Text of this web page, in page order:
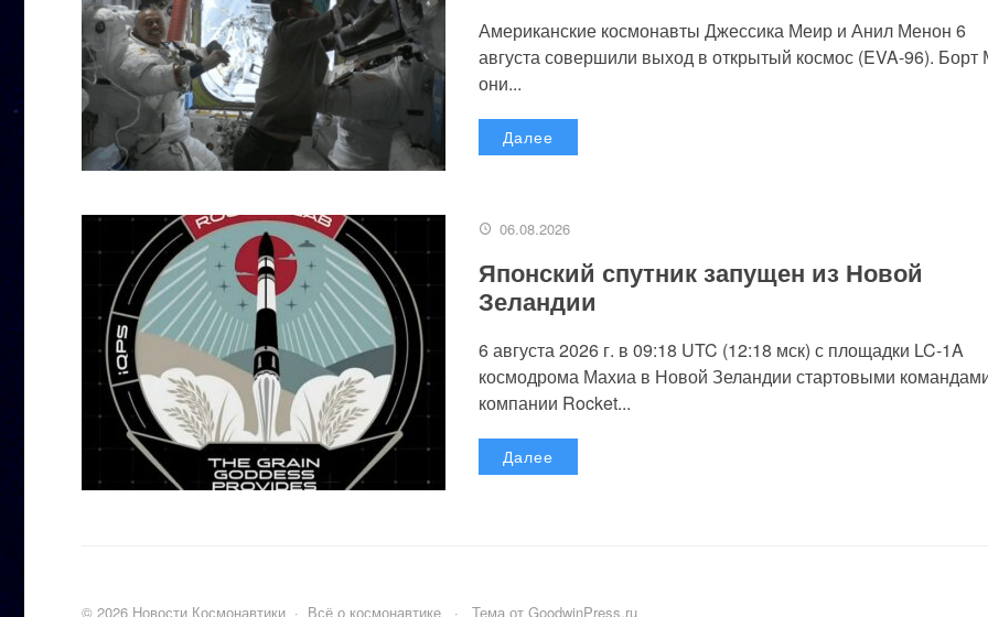
Американские космонавты Джессика Меир и Анил Менон 6
августа совершили выход в открытый космос (EVA-96).
они...
Далее
06.08.2026
Японский спутник запущен из Новой
Зеландии
6 августа 2026 г. в 09:18 UTC (12:18 мск) с площадки LC-1A
космодрома Махиа в Новой Зеландии стартовыми
компании Rocket...
Далее
© 2026 Новости Космонавтики · Всё о космонавтике · Тема от GoodwinPress.ru